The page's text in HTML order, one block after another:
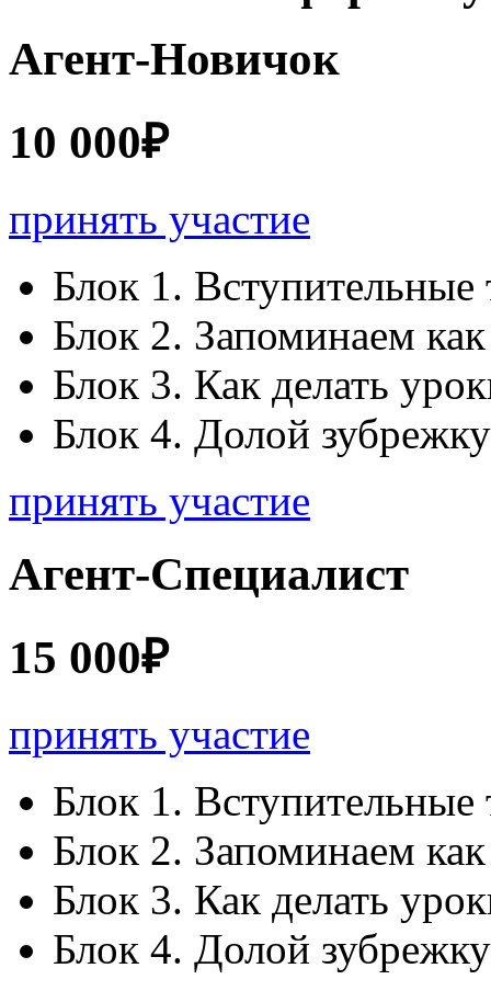
Агент-Новичок
10 000₽
принять участие
Блок 1. Вступительные
Блок 2. Запоминаем
Блок 3. Как делать
Блок 4. Долой
принять участие
Агент-Специалист
15 000₽
принять участие
Блок 1. Вступительные
Блок 2. Запоминаем
Блок 3. Как делать
Блок 4. Долой